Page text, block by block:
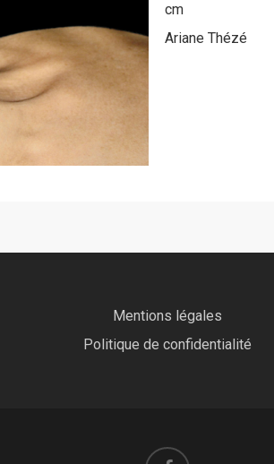
cm
Ariane Thézé
Mentions légales
Politique de confidentialité